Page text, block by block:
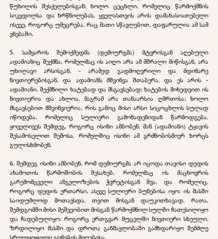
წუხილის შესქელებისგან; ხოლო ცეცხლი, რომელიც წარმოქმნის
სიკვდილსა და ხრწნილებას, ყველასთვის არის დამახასიათებელი
ისევე, როგორც უმეცრება, რაც მათი სწავლებით, დაფარულია ამ სამ
ვნებაში.
5. სამყაროს შემოქმედმა (დემიურგმა) მტვრისგან აღებული
ადამიანიც შექმნა, რომელმაც ის აიღო არა ამ მშრალი მიწისგან, არა
უხილავი არსისგან, - არამედ გადმოღვრილი და მდინარე
ნივთიერებისგან, და ადამიანს მშვინვა შთაბერა. და ეს არის -
ადამიანი, შექმნილი ხატებად და მსგავსებად: ხატების მიხედვით ის
ნივთიერია და ახლოა, მაგრამ არა თანაარსია ღმრთისა; ხოლო
მსგავსებით მშვინვიერია, რის გამოც მისი არსი სიცოცხლის სულად
იწოდება, რომელიც სულიერი გამონადენიდან წარმოდგება.
ყოველივეს შემდეგ, როგორც ისინი ამბობენ, მან (ადამიანი) ტყავის
შესამოსელით შემოსა, რომელშიც ისინი ამ გრძნობისმიერ ხორცს
გულისხმობენ.
6. შემდეგ ისინი ამბობენ, რომ დემიურგმა არ იცოდა თავისი დედის
ახამოთის წარმოშობის შესახებ, რომელმაც ის მაცხოვრის
გარემომცველი ანგელოზების ჭვრეტისგან შვა, და რომელიც,
როგორც დედის ერთარსი, ასევე სულიერი ბუნებისა იყო: ის მასში
საიდუმლოდ მოთავსდა, თვით მისგან დაუკითხავად, რათა,
შემდგომში მისი მეშვეობით მისგან წარმოქმნილ სულში ჩათესილიყო
და ჩადებულიყო, როგორც ერთგვარ მუცელში ნივთიერი სხეული,
ზრდილიყო მასში და დროთა განმავლობაში გამხდარიყო შემძლე